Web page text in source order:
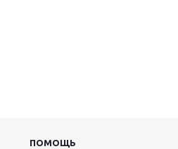
ПОМОЩЬ